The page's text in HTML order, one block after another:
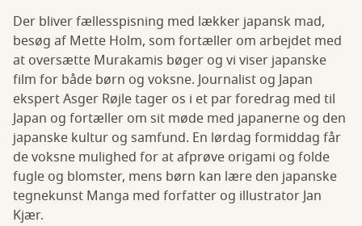
Der bliver fællesspisning med lækker japansk mad,
besøg af Mette Holm, som fortæller om arbejdet med
at oversætte Murakamis bøger og vi viser japanske
film for både børn og voksne. Journalist og Japan
ekspert Asger Røjle tager os i et par foredrag med til
Japan og fortæller om sit møde med japanerne og den
japanske kultur og samfund. En lørdag formiddag får
de voksne mulighed for at afprøve origami og folde
fugle og blomster, mens børn kan lære den japanske
tegnekunst Manga med forfatter og illustrator Jan
Kjær.